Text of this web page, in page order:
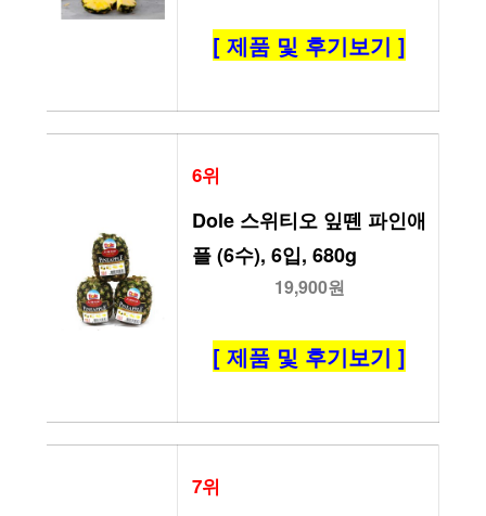
[ 제품 및 후기보기 ]
6위
Dole 스위티오 잎뗀 파인애
플 (6수), 6입, 680g
19,900원
[ 제품 및 후기보기 ]
7위